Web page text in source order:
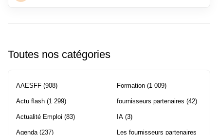
Toutes nos catégories
AAESFF (908)
Actu flash (1 299)
Actualité Emploi (83)
Agenda(237)
Formation (1 009)
fournisseurs partenaires (42)
IA (3)
Les fournisseurs partenaires